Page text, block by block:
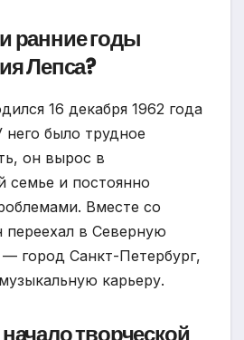
ранние годы
Лепса?
16 декабря 1962 года
него было трудное
он вырос в
семье и постоянно
Вместе со
переехал в Северную
город Санкт-Петербург,
карьеру.